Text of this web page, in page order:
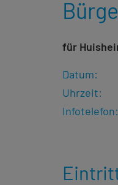
für
Datum:
Uhrzeit:
Infotelefon: